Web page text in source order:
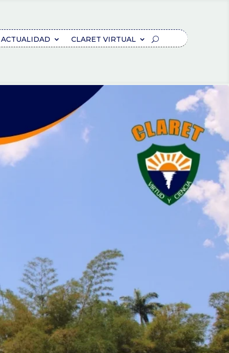
ACTUALIDAD CLARET VIRTUAL